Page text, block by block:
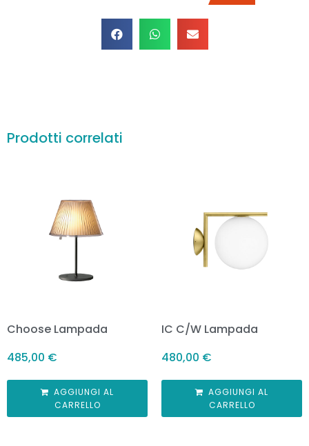
Prodotti correlati
Choose Lampada
485,00 €
AGGIUNGI AL
CARRELLO
IC C/W Lampada
480,00 €
AGGIUNGI AL
CARRELLO